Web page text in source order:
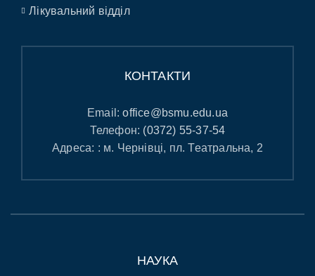
Лікувальний відділ
КОНТАКТИ
Email:office@bsmu.edu.ua
Телефон: (0372) 55-37-54
Адреса: : м. Чернівці, пл. Театральна, 2
НАУКА